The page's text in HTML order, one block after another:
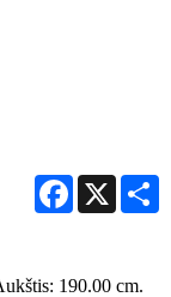
Facebook
X
190.00 cm.